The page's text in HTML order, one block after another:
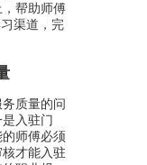
帮助师傅
渠道，完
质量的问
入驻门
师傅必须
才能入驻